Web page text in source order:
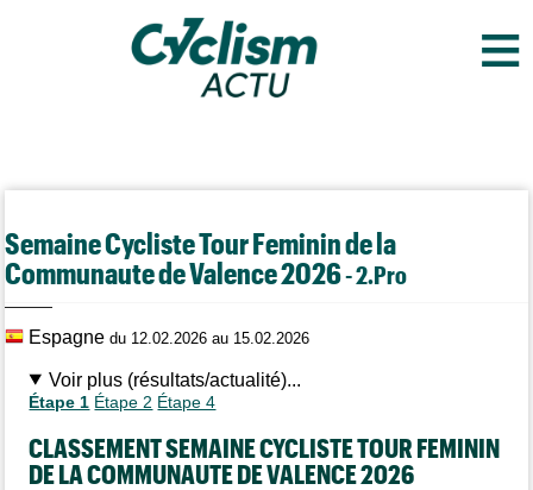
≡
Semaine Cycliste Tour Feminin de la
Communaute de Valence 2026- 2.Pro
Espagnedu 12.02.2026 au 15.02.2026
Voir plus (résultats/actualité)...
Étape 1 Étape 2 Étape 4
CLASSEMENT SEMAINE CYCLISTE TOUR FEMININ
DE LA COMMUNAUTE DE VALENCE 2026